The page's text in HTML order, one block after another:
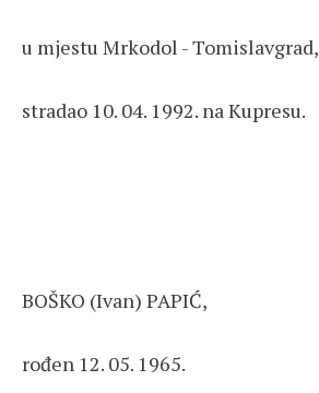
u mjestu Mrkodol - Tomislavgrad,
stradao 10. 04. 1992. na Kupresu.
BOŠKO (Ivan) PAPIĆ,
rođen 12. 05. 1965.